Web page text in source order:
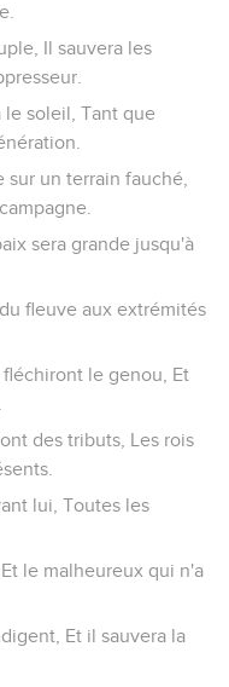
Il sauvera les
le soleil, Tant que
un terrain fauché,
sera grande jusqu'à
fleuve aux extrémités
le genou, Et
des tributs, Les rois
lui, Toutes les
le malheureux qui n'a
Et il sauvera la